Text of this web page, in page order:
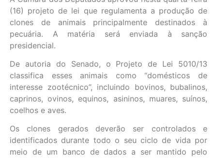
(16) projeto de lei que regulamenta a produção de
clones de animais principalmente destinados à
pecuária. A matéria será enviada à sanção
presidencial.
De autoria do Senado, o Projeto de Lei 5010/13
classifica esses animais como “domésticos de
interesse zootécnico”, incluindo bovinos, bubalinos,
caprinos, ovinos, equinos, asininos, muares, suínos,
coelhos e aves.
Os clones gerados deverão ser controlados e
identificados durante todo o seu ciclo de vida por
meio de um banco de dados a ser mantido pelo